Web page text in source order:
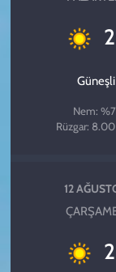
Güneşli
Nem:
Rüzgar:
12